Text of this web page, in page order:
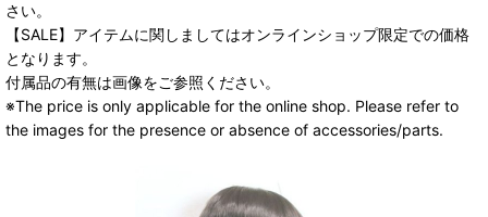
さい。
【SALE】アイテムに関しましてはオンラインショップ限定での価格
となります。
付属品の有無は画像をご参照ください。
※The price is only applicable for the online shop. Please refer to
the images for the presence or absence of accessories/parts.